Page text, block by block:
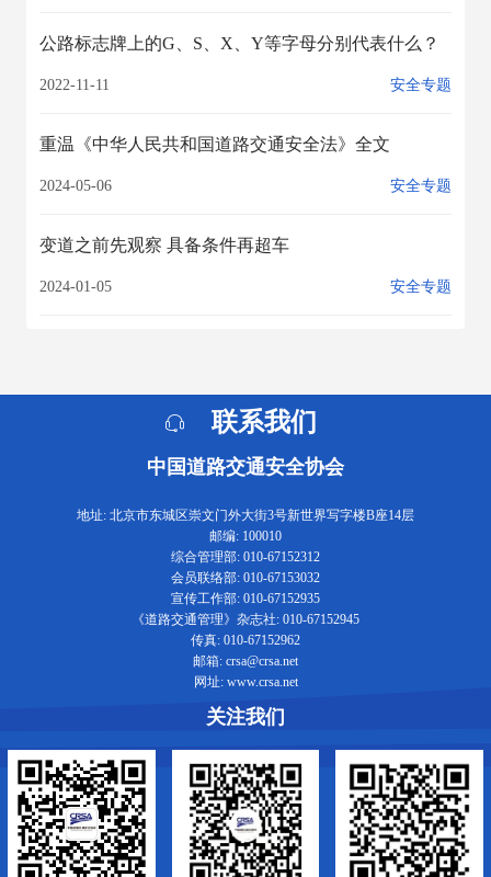
公路标志牌上的G、S、X、Y等字母分别代表什么？
2022-11-11 安全专题
重温《中华人民共和国道路交通安全法》全文
2024-05-06 安全专题
变道之前先观察 具备条件再超车
2024-01-05 安全专题
联系我们
中国道路交通安全协会
地址: 北京市东城区崇文门外大街3号新世界写字楼B座14层
邮编: 100010
综合管理部: 010-67152312
会员联络部: 010-67153032
宣传工作部: 010-67152935
《道路交通管理》杂志社: 010-67152945
传真: 010-67152962
邮箱: crsa@crsa.net
网址: www.crsa.net
关注我们